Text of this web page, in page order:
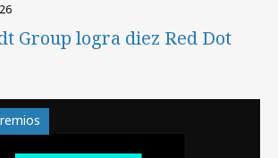
Group logra diez Red Dot